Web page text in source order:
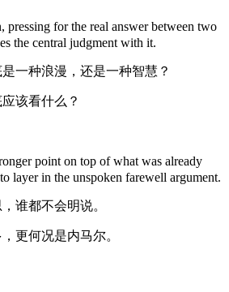
pressing for the real answer between two
the central judgment with it.
一种浪漫，还是一种智慧？
该看什么？
point on top of what was already
layer in the unspoken farewell argument.
谁都不会明说。
更何况是内马尔。